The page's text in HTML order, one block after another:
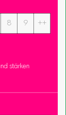
8 9 ++
stärken